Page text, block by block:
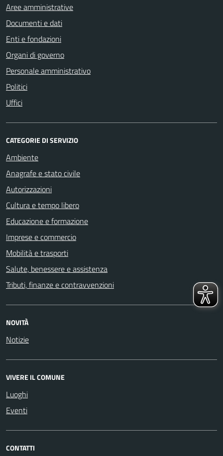
Aree amministrative
Documenti e dati
Enti e fondazioni
Organi di governo
Personale amministrativo
Politici
Uffici
CATEGORIE DI SERVIZIO
Ambiente
Anagrafe e stato civile
Autorizzazioni
Cultura e tempo libero
Educazione e formazione
Imprese e commercio
Mobilità e trasporti
Salute, benessere e assistenza
Tributi, finanze e contravvenzioni
NOVITÀ
Notizie
VIVERE IL COMUNE
Luoghi
Eventi
CONTATTI